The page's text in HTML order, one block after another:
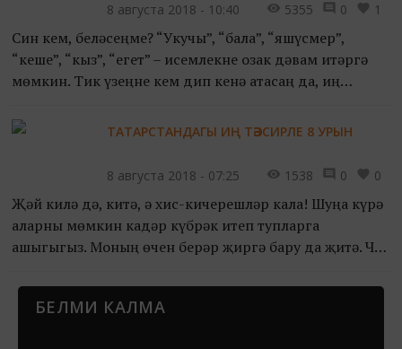
8 августа 2018 - 10:40 5355 0 1
Син кем, беләсеңме? “Укучы”, “бала”, “яшүсмер”,
“кеше”, “кыз”, “егет” – исемлекне озак дәвам итәргә
мөмкин. Тик үзеңне кем дип кенә атасаң да, иң
тотышың,...
ТАТАРСТАНДАГЫ ИҢ ТӘЭСИРЛЕ 8 УРЫН
8 августа 2018 - 07:25 1538 0 0
Җәй килә дә, китә, ә хис-кичерешләр кала! Шуңа күрә
аларны мөмкин кадәр күбрәк итеп тупларга
ашыгыгыз. Моның өчен берәр җиргә бару да җитә. Чит
тәэсир...
БЕЛМИ КАЛМА